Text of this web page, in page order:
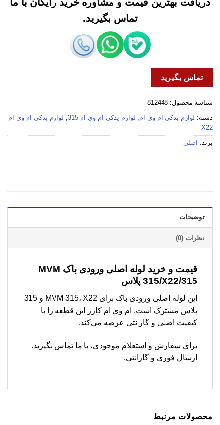
دریافت بهترین قیمت و مشاوره خرید رایگان با ما
تماس بگیرید.
تماس بگیرید
شناسه محصول: 812448
دسته: لوازم یدکی ام وی ام, لوازم یدکی ام وی ام 315 , لوازم یدکی ام وی ام
X22
برند: اصلی
توضیحات
نظرات (0)
قیمت و خرید لوله اصلی ورودی باک MVM
315/X22/315 پلاس
این لوله اصلی ورودی باک برای MVM 315، X22 و 315
پلاس مشترک است. ام وی ام کارز این قطعه را با
کیفیت اصلی و گارانتی عرضه می‌کند.
برای سفارش و استعلام موجودی، با ما تماس بگیرید.
ارسال فوری و گارانتی.
محصولات مرتبط